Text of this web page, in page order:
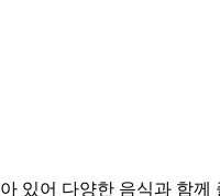
있어 다양한 음식과 함